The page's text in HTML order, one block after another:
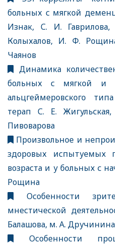
больных с мягкой
Изнак, С. И.
Колыхалов, И. Ф.
Чаянов
Динамика
больных с мягкой и
альцгеймеровского
терап С. Е.
Пивоварова
Произвольное и
здоровых испытуемых
возраста и у больных с
Рощина
Особенности
мнестической
Балашова, м. А. Дручинина
Особенности